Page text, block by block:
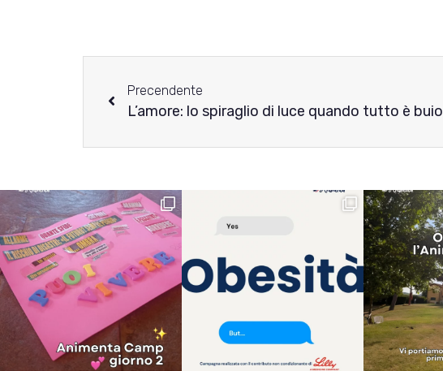
Precendente
L’amore: lo spiraglio di luce quando tutto è buio